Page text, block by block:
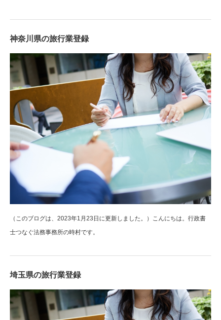
神奈川県の旅行業登録
（このブログは、2023年1月23日に更新しました。）こんにちは。行政書
士つなぐ法務事務所の時村です。
埼玉県の旅行業登録